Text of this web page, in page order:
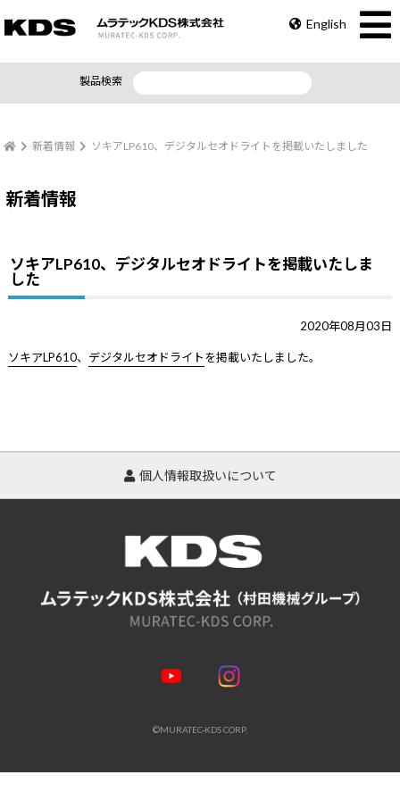
English
製品検索
新着情報 ソキアLP610、デジタルセオドライトを掲載いたしました
新着情報
ソキアLP610、デジタルセオドライトを掲載いたしま
した
2020年08月03日
ソキアLP610、 デジタルセオドライトを掲載いたしました。
個人情報取扱いについて
©MURATEC-KDS CORP.